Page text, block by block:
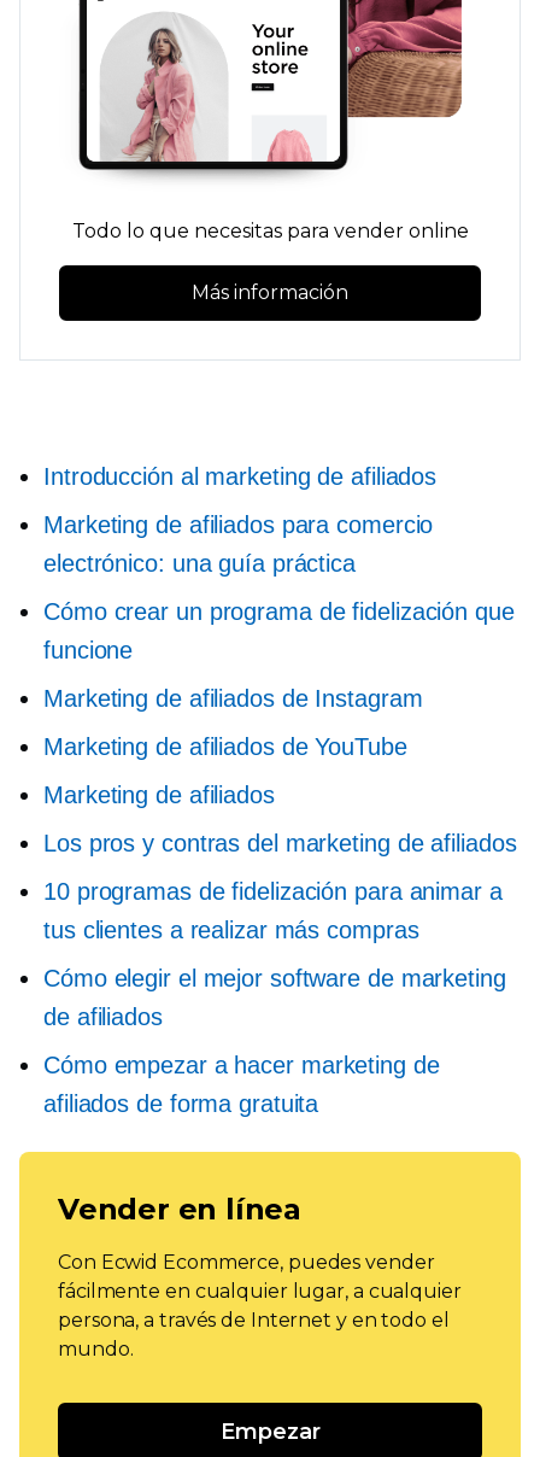
Todo lo que necesitas para vender online
Más información
Introducción al marketing de afiliados
Marketing de afiliados para comercio
electrónico: una guía práctica
Cómo crear un programa de fidelización que
funcione
Marketing de afiliados de Instagram
Marketing de afiliados de YouTube
Marketing de afiliados
Los pros y contras del marketing de afiliados
10 programas de fidelización para animar a
tus clientes a realizar más compras
Cómo elegir el mejor software de marketing
de afiliados
Cómo empezar a hacer marketing de
afiliados de forma gratuita
Vender en línea
Con Ecwid Ecommerce, puedes vender
fácilmente en cualquier lugar, a cualquier
persona, a través de Internet y en todo el
mundo.
Empezar